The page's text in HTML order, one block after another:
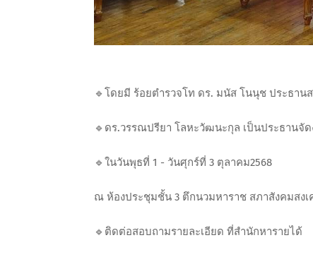
🔹โดยมี ร้อยตำรวจโท ดร. มนัส โนนุช ประธาน
🔹ดร.วรรณปรียา โลหะวัฒนะกุล เป็นประธาน
🔹ในวันพุธที่ 1 - วันศุกร์ที่ 3 ตุลาคม2568
ณ ห้องประชุมชั้น 3 ตึกนวมหาราช สภาสังคมสงเ
🔹ติดต่อสอบถามรายละเอียด ที่สำนักหารายได้